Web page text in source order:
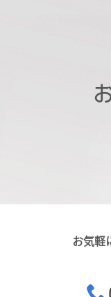
お気軽